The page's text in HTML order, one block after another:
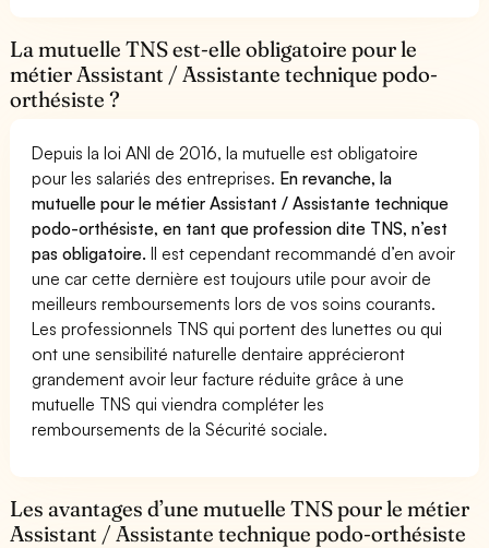
La mutuelle TNS est-elle obligatoire pour le
métier Assistant / Assistante technique podo-
orthésiste ?
Depuis la loi ANI de 2016, la mutuelle est obligatoire
pour les salariés des entreprises. En revanche, la
mutuelle pour le métier Assistant / Assistante technique
podo-orthésiste, en tant que profession dite TNS, n’est
pas obligatoire.Il est cependant recommandé d’en avoir
une car cette dernière est toujours utile pour avoir de
meilleurs remboursements lors de vos soins courants.
Les professionnels TNS qui portent des lunettes ou qui
ont une sensibilité naturelle dentaire apprécieront
grandement avoir leur facture réduite grâce à une
mutuelle TNS qui viendra compléter les
remboursements de la Sécurité sociale.
Les avantages d’une mutuelle TNS pour le métier
Assistant / Assistante technique podo-orthésiste